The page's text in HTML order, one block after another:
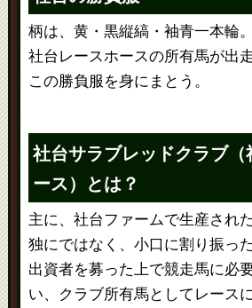
柄は、黄・黒縦縞・袖青一本輪。
社台レースホースの所有馬が出
この勝負服を身にまとう。
社台サラブレッドクラブ（
ース）とは？
主に、社台ファームで生産され
独にではなく、小口に割り振っ
出資者を募った上で競走馬に必
い、クラブ所有馬としてレース